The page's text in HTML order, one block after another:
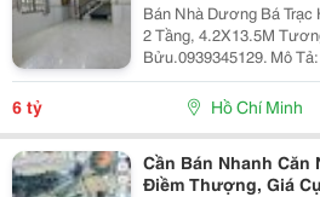
Bán Nhà Dương Bá Trạc
2 Tầng, 4.2X13.5M
Bửu.0939345129. Mô
Tầng Btct Kiên Cố, 2
Trạc Thông Tạ Quang
Tần, Dạ...
6 tỷ Hồ Chí Minh
Cần Bán Nhanh Căn
Điềm Thượng, Giá